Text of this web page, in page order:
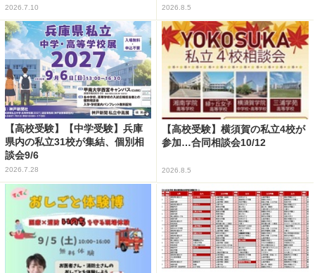
2026.7.10 2026.8.5
【高校受験】【中学受験】兵庫
県内の私立31校が集結、個別相
談会9/6
2026.7.28
【高校受験】横須賀の私立4校が
参加…合同相談会10/12
2026.8.5